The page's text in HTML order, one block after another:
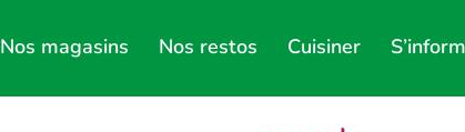
Nos magasins Nos restos Cuisiner